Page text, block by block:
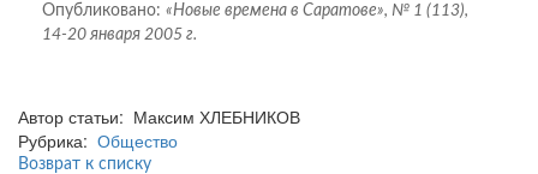
Опубликовано: «Новые времена в Саратове», № 1 (113),
14-20 января 2005 г.
Автор статьи: Максим ХЛЕБНИКОВ
Рубрика: Общество
Возврат к списку